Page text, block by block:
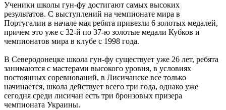
Ученики школы гун-фу достигают самых высоких
результатов. С выступлений на чемпионате мира в
Португалии в начале мая ребята привезли 6 золотых медалей,
причем это уже с 32-й по 37-ю золотые медали Кубков и
чемпионатов мира в клубе с 1998 года.
В Северодонецке школа гун-фу существует уже 26 лет, ребята
занимаются с мастерами высокого уровня, в условиях
постоянных соревнований, в Лисичанске все только
начинается, школа действует всего три года, однако уже
сегодня среди лисичан есть три бронзовых призера
чемпионата Украины.